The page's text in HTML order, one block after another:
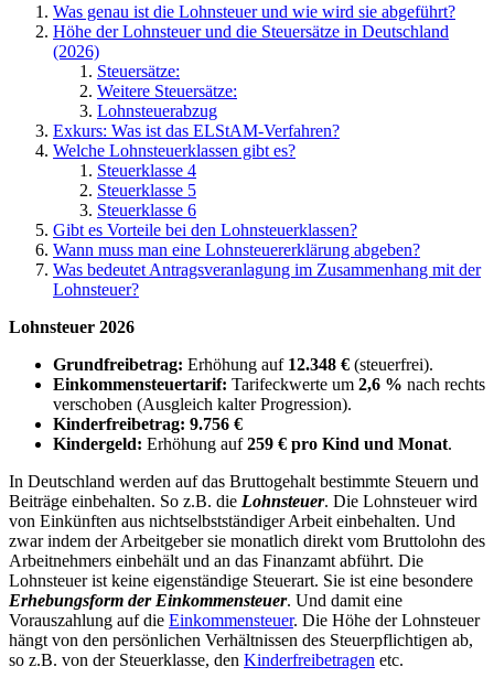
Was genau ist die Lohnsteuer und wie wird sie abgeführt?
Höhe der Lohnsteuer und die Steuersätze in Deutschland
(2026)
Steuersätze:
Weitere Steuersätze:
Lohnsteuerabzug
Exkurs: Was ist das ELStAM-Verfahren?
Welche Lohnsteuerklassen gibt es?
Steuerklasse 4
Steuerklasse 5
Steuerklasse 6
Gibt es Vorteile bei den Lohnsteuerklassen?
Wann muss man eine Lohnsteuererklärung abgeben?
Was bedeutet Antragsveranlagung im Zusammenhang mit der
Lohnsteuer?
Lohnsteuer 2026
Grundfreibetrag: Erhöhung auf 12.348 € (steuerfrei).
Einkommensteuertarif: Tarifeckwerte um 2,6 % nach rechts
verschoben (Ausgleich kalter Progression).
Kinderfreibetrag: 9.756 €
Kindergeld: Erhöhung auf259 € pro Kind und Monat.
In Deutschland werden auf das Bruttogehalt bestimmte Steuern und
Beiträge einbehalten. So z.B. die Lohnsteuer. Die Lohnsteuer wird
von Einkünften aus nichtselbstständiger Arbeit einbehalten. Und
zwar indem der Arbeitgeber sie monatlich direkt vom Bruttolohn des
Arbeitnehmers einbehält und an das Finanzamt abführt. Die
Lohnsteuer ist keine eigenständige Steuerart. Sie ist eine besondere
Erhebungsform der Einkommensteuer. Und damit eine
Vorauszahlung auf die Einkommensteuer. Die Höhe der Lohnsteuer
hängt von den persönlichen Verhältnissen des Steuerpflichtigen ab,
so z.B. von der Steuerklasse, den Kinderfreibetragen etc.